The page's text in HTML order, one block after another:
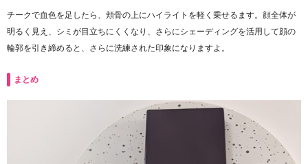
チークで血色を足したら、頬骨の上にハイライトを軽く乗せるます。顔全体が
明るく見え、シミが目立ちにくくなり、さらにシェーディングを活用して顔の
輪郭を引き締めると、さらに洗練された印象になりますよ。
まとめ